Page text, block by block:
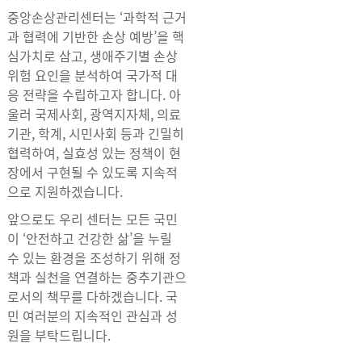
중앙손상관리센터는 ‘과학적 근거
과 협력에 기반한 손상 예방’을 핵
심가치로 삼고, 생애주기별 손상
위험 요인을 분석하여 국가적 대
응 전략을 수립하고자 합니다. 아
울러 국제사회, 광역지자체, 의료
기관, 학계, 시민사회 등과 긴밀히
협력하여, 실효성 있는 정책이 현
장에서 구현될 수 있도록 지속적
으로 지원하겠습니다.
앞으로도 우리 센터는 모든 국민
이 ‘안전하고 건강한 삶’을 누릴
수 있는 환경을 조성하기 위해 정
책과 실천을 연결하는 중추기관으
로서의 책무를 다하겠습니다. 국
민 여러분의 지속적인 관심과 성
원을 부탁드립니다.